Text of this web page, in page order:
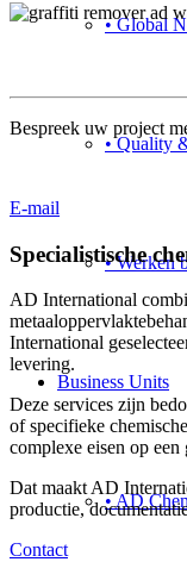
• Global
• Quality
• Werken
Business Units
• AD
Bespreek uw project
E-mail
Specialistische
AD International
International
levering.
Deze services zijn
of specifieke
complexe eisen op
Dat maakt AD
productie,
Contact